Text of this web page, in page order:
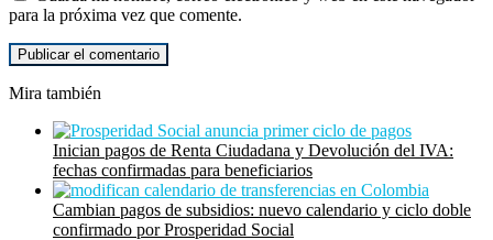
para la próxima vez que comente.
Mira también
Inician pagos de Renta Ciudadana y Devolución del IVA:
fechas confirmadas para beneficiarios
Cambian pagos de subsidios: nuevo calendario y ciclo doble
confirmado por Prosperidad Social